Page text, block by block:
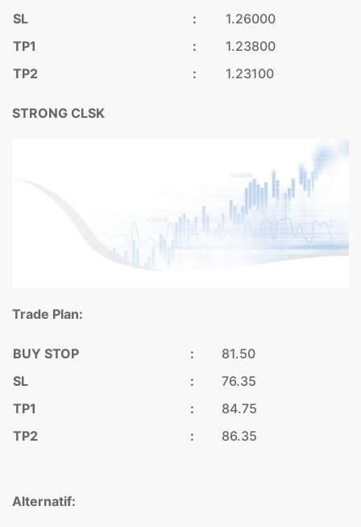
SL
:
1.26000
TP1
:
1.23800
TP2
: 1.23100
STRONG CLSK
Trade Plan:
BUY STOP :
81.50
SL
:
76.35
TP1
:
84.75
TP2
: 86.35
Alternatif: